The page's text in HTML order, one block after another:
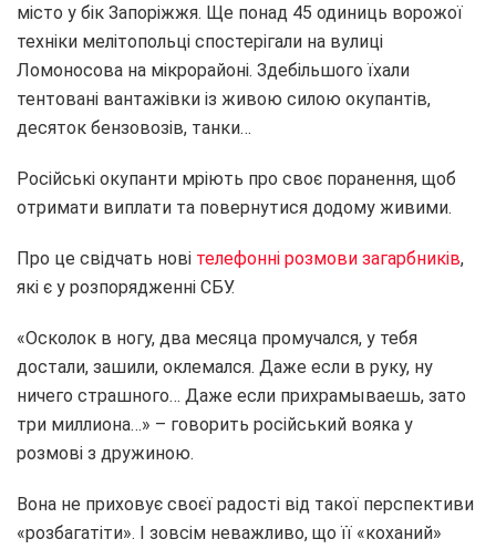
місто у бік Запоріжжя. Ще понад 45 одиниць ворожої
техніки мелітопольці спостерігали на вулиці
Ломоносова на мікрорайоні. Здебільшого їхали
тентовані вантажівки із живою силою окупантів,
десяток бензовозів, танки…
Російські окупанти мріють про своє поранення, щоб
отримати виплати та повернутися додому живими.
Про це свідчать нові телефонні розмови загарбників,
які є у розпорядженні СБУ.
«Осколок в ногу, два месяца промучался, у тебя
достали, зашили, оклемался. Даже если в руку, ну
ничего страшного… Даже если прихрамываешь, зато
три миллиона…» – говорить російський вояка у
розмові з дружиною.
Вона не приховує своєї радості від такої перспективи
«розбагатіти». І зовсім неважливо, що її «коханий»